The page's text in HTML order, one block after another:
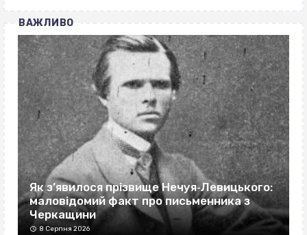
ВАЖЛИВО
Як з’явилося прізвище Нечуя‐Левицького:
маловідомий факт про письменника з
Черкащини
8 Серпня 2026